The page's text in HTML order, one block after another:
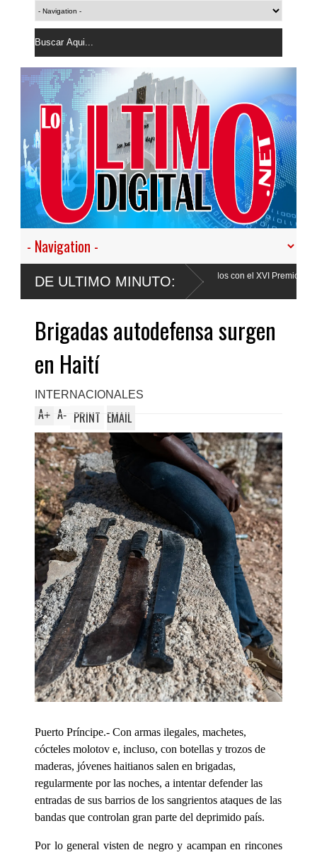
DE ULTIMO MINUTO:
España reconoce a estudiantes destacados con el XVI Premio al Mérito
Brigadas autodefensa surgen
en Haití
INTERNACIONALES
A+ A- PRINT EMAIL
Puerto Príncipe.- Con armas ilegales, machetes,
cócteles molotov e, incluso, con botellas y trozos de
maderas, jóvenes haitianos salen en brigadas,
regularmente por las noches, a intentar defender las
entradas de sus barrios de los sangrientos ataques de las
bandas que controlan gran parte del deprimido país.
Por lo general visten de negro y acampan en rincones